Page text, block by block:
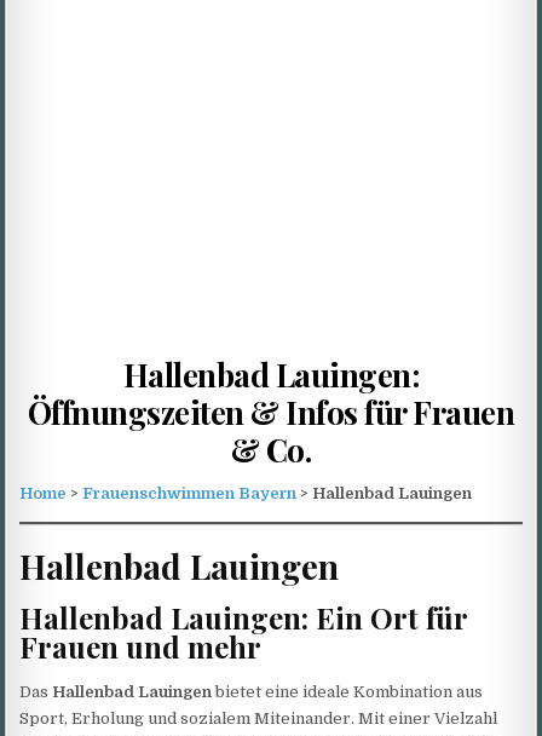
Hallenbad Lauingen:
Öffnungszeiten & Infos für Frauen
& Co.
Home >Frauenschwimmen Bayern > Hallenbad Lauingen
Hallenbad Lauingen
Hallenbad Lauingen: Ein Ort für
Frauen und mehr
Das Hallenbad Lauingen bietet eine ideale Kombination aus
Sport, Erholung und sozialem Miteinander. Mit einer Vielzahl